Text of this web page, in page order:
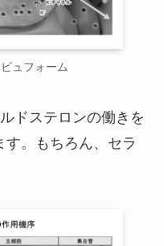
ュフォーム
ドステロンの働きを
。もちろん、セラ